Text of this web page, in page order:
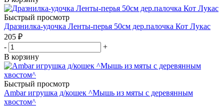
Быстрый просмотр
Дразнилка-удочка Ленты-перья 50см дер.палочка Кот Лукас
205 ₽
-
+
В корзину
Быстрый просмотр
Ambar игрушка д/кошек ^Мышь из мяты с деревянным
хвостом^